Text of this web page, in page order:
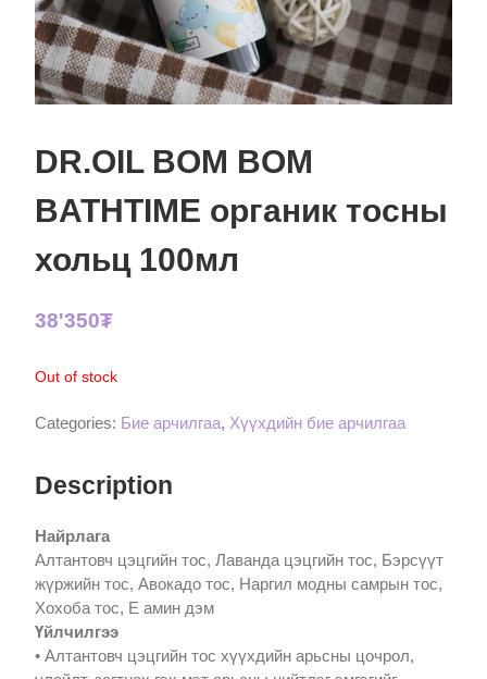
DR.OIL BOM BOM
BATHTIME органик тосны
хольц 100мл
38'350₮
Out of stock
Categories: Бие арчилгаа, Хүүхдийн бие арчилгаа
Description
Найрлага
Алтантовч цэцгийн тос, Лаванда цэцгийн тос, Бэрсүүт
жүржийн тос, Авокадо тос, Наргил модны самрын тос,
Хохоба тос, Е амин дэм
Үйлчилгээ
• Алтантовч цэцгийн тос хүүхдийн арьсны цочрол,